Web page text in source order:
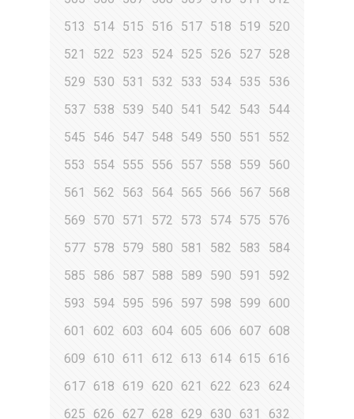
513
514 515 516 517 518 519
520
521
522 523 524 525 526 527 528
529
530 531 532 533 534 535
536
537 538 539 540 541 542 543
544
545
546 547 548 549 550 551
552
553
554 555 556 557 558 559
560
561
562 563 564 565 566 567 568
569
570 571 572 573 574 575
576
577 578 579 580 581 582 583
584
585
586 587 588 589 590 591
592
593
594 595 596 597 598 599
600
601
602 603 604 605 606 607 608
609
610 611 612 613 614 615
616
617 618 619 620 621 622 623
624
625
626 627 628 629 630 631
632